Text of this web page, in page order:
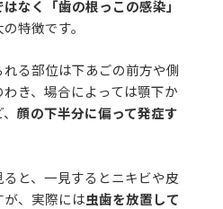
なく「歯の根っこの感染」
特徴です。
る部位は下あごの前方や側
き、場合によっては顎下か
顔の下半分に偏って発症す
と、一見するとニキビや皮
、実際には虫歯を放置して